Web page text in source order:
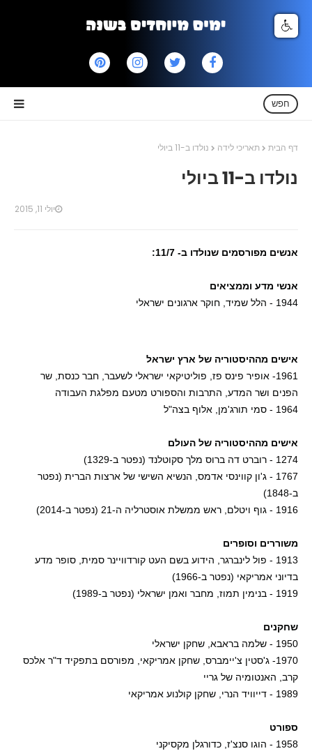
חפש
דף הבית תאריכי לידה נולדו ב-11 ביולי
נולדו ב-11 ביולי
יולי 11, 2015
אנשים מפורסמים שנולדו ב- 11/7:
אנשי מדע וממציאים
1944 - הלל שמיד, חוקר ארגונים ישראלי
אישים מההיסטוריה של ארץ ישראל
1961- אופיר פינס פז, פוליטיקאי ישראלי לשעבר, חבר כנסת, שר
הפנים ושר המדע, התרבות והספורט מטעם מפלגת העבודה
1964 - סמי תורג'מן, אלוף בצה"ל
אישים מההיסטוריה של העולם
1274 - רוברט דה ברוס מלך סקוטלנד (נפטר ב-1329)
1767 - ג'ון קווינסי אדמס, הנשיא השישי של ארצות הברית (נפטר
ב-1848)
1916 - גוף ויטלם, ראש ממשלת אוסטרליה ה-21 (נפטר ב-2014)
משוררים וסופרים
1913 - פול לינברגר, הידוע בשם העט קורדוויינר סמית, סופר מדע
בדיוני אמריקאי (נפטר ב-1966)
1919 - בנימין תמוז, מחבר ואמן ישראלי (נפטר ב-1989)
שחקנים
1950 - שלמה בראבא, שחקן ישראלי
1970- ג'סטין צ'יימברס, שחקן אמריקאי, מפורסם בתפקיד ד"ר אלכס
קרב, האנטומיה של גריי
1989 - דייוויד הנרי, שחקן קולנוע אמריקאי
ספורט
1958 - הוגו סנצ'ז, כדורגלן מקסיקני